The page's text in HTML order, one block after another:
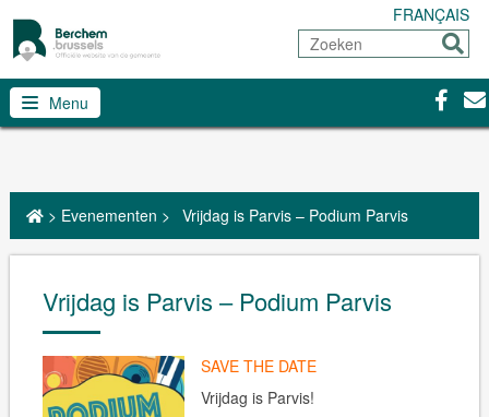
FRANÇAIS
Zoeken
Sturen
Menu
> Evenementen > Vrijdag is Parvis – Podium Parvis
Vrijdag is Parvis – Podium Parvis
SAVE THE DATE
Vrijdag is Parvis!